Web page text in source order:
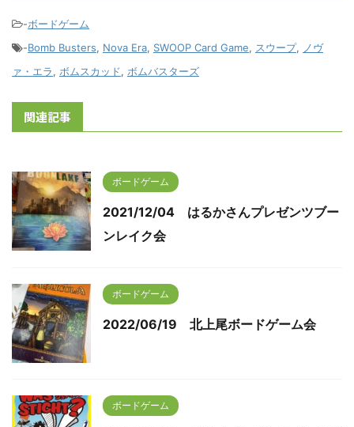
-ボードゲーム
-Bomb Busters, Nova Era, SWOOP Card Game, スウープ, ノヴ
ァ・エラ, ボムスカッド, ボムバスターズ
関連記事
ボードゲーム
2021/12/04 はるかさんプレゼンツブー
ンレイク会
ボードゲーム
2022/06/19 北上尾ボードゲーム会
ボードゲーム